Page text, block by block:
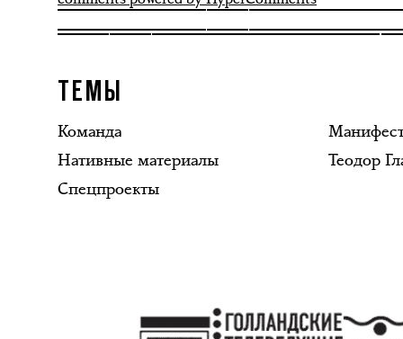
ТЕМЫ
Команда
Нативные материалы
Теодор
Спецпроекты